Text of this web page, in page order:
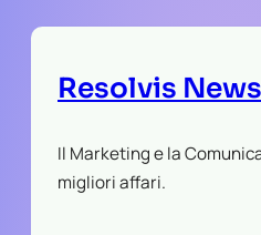
Resolvis News
Il Marketing e la
migliori affari.